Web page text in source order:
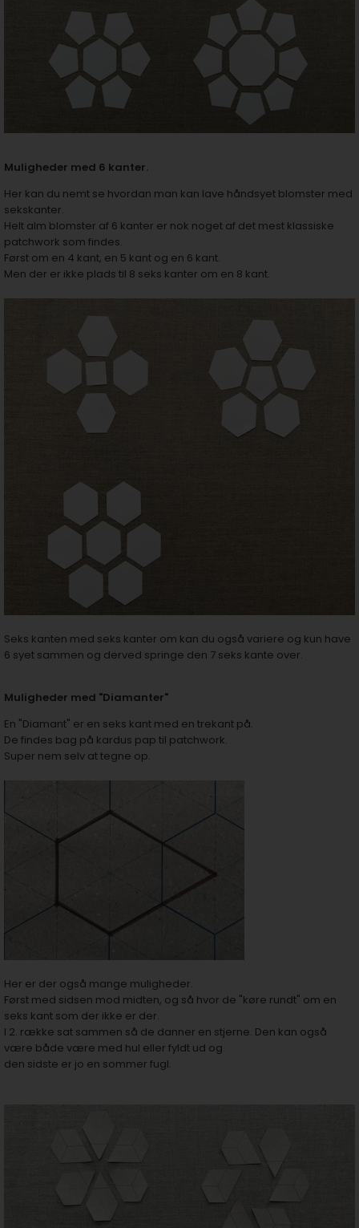
Muligheder med 6 kanter.
Her kan du nemt se hvordan man kan lave håndsyet blomster med
sekskanter.
Helt alm blomster af 6 kanter er nok noget af det mest klassiske
patchwork som findes.
Først om en 4 kant, en 5 kant og en 6 kant.
Men der er ikke plads til 8 seks kanter om en 8 kant.
Seks kanten med seks kanter om kan du også variere og kun have
6 syet sammen og derved springe den 7 seks kante over.
Muligheder med "Diamanter"
En "Diamant" er en seks kant med en trekant på.
De findes bag på kardus pap til patchwork.
Super nem selv at tegne op.
Her er der også mange muligheder.
Først med sidsen mod midten, og så hvor de "køre rundt" om en
seks kant som der ikke er der.
I 2. række sat sammen så de danner en stjerne. Den kan også
være både være med hul eller fyldt ud og
den sidste er jo en sommer fugl.